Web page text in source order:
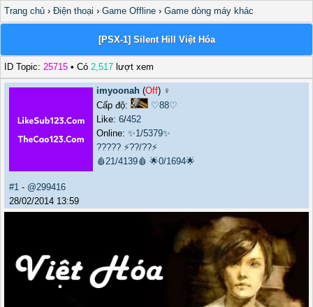
Trang chủ › Điện thoại › Game Offline › Game dòng máy khác
[PSX-1] Silent Hill Việt Hóa
ID Topic: 25715 • Có 2,517 lượt xem
imyoonah (Off) ♀️
Cấp độ:
♡88♡
Like: 6/452
Online: ✨1/5379✨
????? ⚡??/??⚡
🩸21/4139🩸 🌟0/1694🌟
#1 - @299416
28/02/2014 13:59